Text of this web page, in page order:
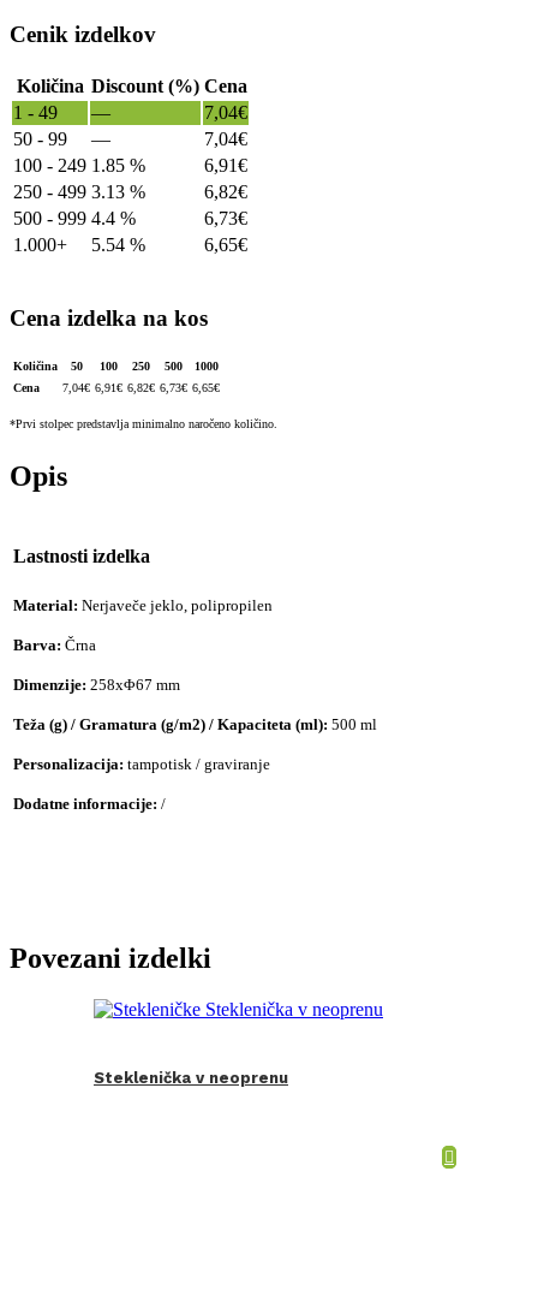
Cenik izdelkov
Količina Discount (%) Cena
1 - 49
— 7,04€
50 - 99
— 7,04€
100 - 249 1.85 % 6,91€
250 - 499 3.13 % 6,82€
500 - 999 4.4 % 6,73€
1.000+
5.54 % 6,65€
Cena izdelka na kos
Količina 50 100 250 500
1000
Cena
7,04€ 6,91€ 6,82€ 6,73€ 6,65€
*Prvi stolpec predstavlja minimalno naročeno količino.
Opis
Lastnosti izdelka
Material: Nerjaveče jeklo, polipropilen
Barva: Črna
Dimenzije: 258xΦ67 mm
Teža (g) / Gramatura (g/m2) / Kapaciteta (ml): 500 ml
Personalizacija: tampotisk / graviranje
Dodatne informacije: /
Povezani izdelki
Steklenička v neoprenu